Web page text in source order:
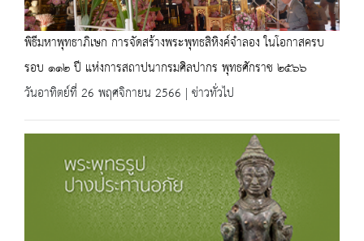
พิธีมหาพุทธาภิเษก การจัดสร้างพระพุทธสิหิงค์จำลอง ในโอกาสครบ
รอบ ๑๑๒ ปี แห่งการสถาปนากรมศิลปากร พุทธศักราช ๒๕๖๖
วันอาทิตย์ที่ 26 พฤศจิกายน 2566 | ข่าวทั่วไป